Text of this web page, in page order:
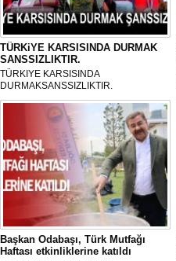
TÜRKiYE KARSISINDA DURMAK
SANSSIZLIKTIR.
TÜRKIYE KARSISINDA
DURMAKSANSSIZLIKTIR.
Başkan Odabaşı, Türk Mutfağı
Haftası etkinliklerine katıldı